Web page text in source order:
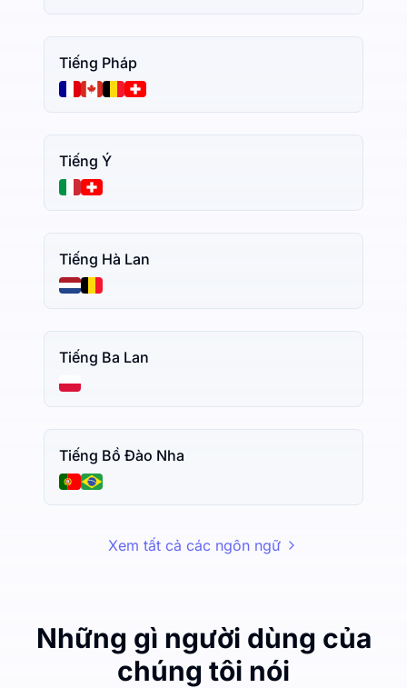
Tiếng Pháp
Tiếng Ý
Tiếng Hà Lan
Tiếng Ba Lan
Tiếng Bồ Đào Nha
Xem tất cả các ngôn ngữ
Những gì người dùng của
chúng tôi nói